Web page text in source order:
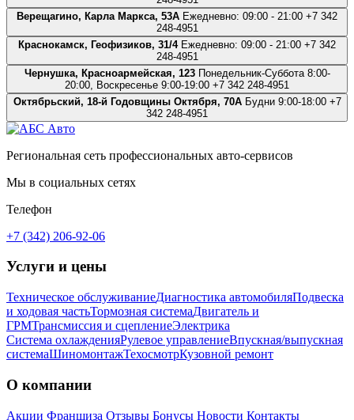
Верещагино, Карла Маркса, 53А Ежедневно: 09:00 - 21:00 +7 342
248-4951
Краснокамск, Геофизиков, 31/4Ежедневно: 09:00 - 21:00 +7 342
248-4951
Чернушка, Красноармейская, 123Понедельник-Суббота 8:00-
20:00, Воскресенье 9:00-19:00 +7 342 248-4951
Октябрьский, 18-й Годовщины Октября, 70АБудни 9:00-18:00+7
342 248-4951
Региональная сеть профессиональных авто-сервисов
Мы в социальных сетях
Телефон
+7 (342) 206-92-06
Услуги и цены
Техническое обслуживаниеДиагностика автомобиляПодвеска
и ходовая частьТормозная системаДвигатель и
ГРМТрансмиссия и сцеплениеЭлектрика
Система охлажденияРулевое управлениеВпускная/выпускная
системаШиномонтажТехосмотрКузовной ремонт
О компании
Акции Франшиза Отзывы Бонусы Новости Контакты